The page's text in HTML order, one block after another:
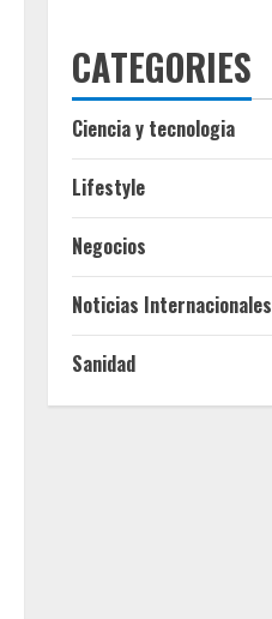
CATEGORIES
Ciencia y tecnologia
Lifestyle
Negocios
Noticias Internacionales
Sanidad